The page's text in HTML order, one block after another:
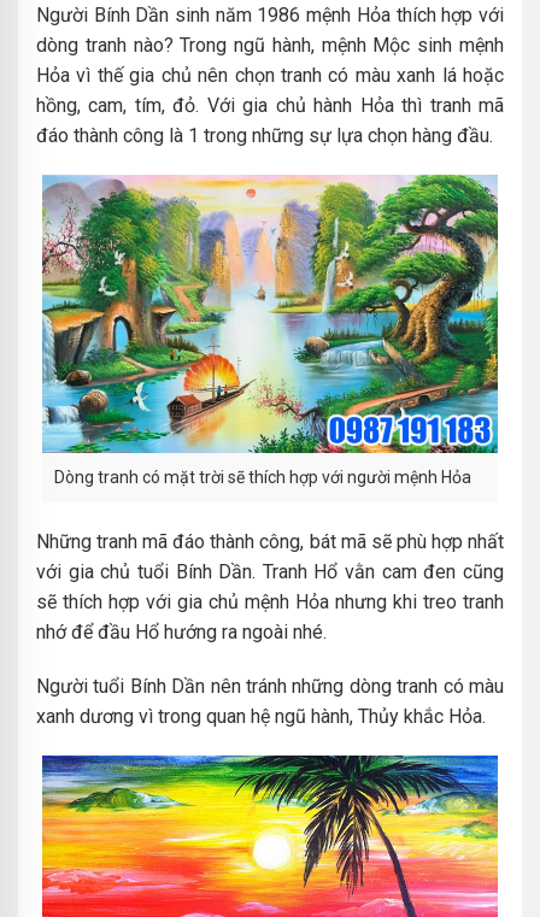
Người Bính Dần sinh năm 1986 mệnh Hỏa thích hợp với
dòng tranh nào? Trong ngũ hành, mệnh Mộc sinh mệnh
Hỏa vì thế gia chủ nên chọn tranh có màu xanh lá hoặc
hồng, cam, tím, đỏ. Với gia chủ hành Hỏa thì tranh mã
đáo thành công là 1 trong những sự lựa chọn hàng đầu.
Dòng tranh có mặt trời sẽ thích hợp với người mệnh Hỏa
Những tranh mã đáo thành công, bát mã sẽ phù hợp nhất
với gia chủ tuổi Bính Dần. Tranh Hổ vằn cam đen cũng
sẽ thích hợp với gia chủ mệnh Hỏa nhưng khi treo tranh
nhớ để đầu Hổ hướng ra ngoài nhé.
Người tuổi Bính Dần nên tránh những dòng tranh có màu
xanh dương vì trong quan hệ ngũ hành, Thủy khắc Hỏa.